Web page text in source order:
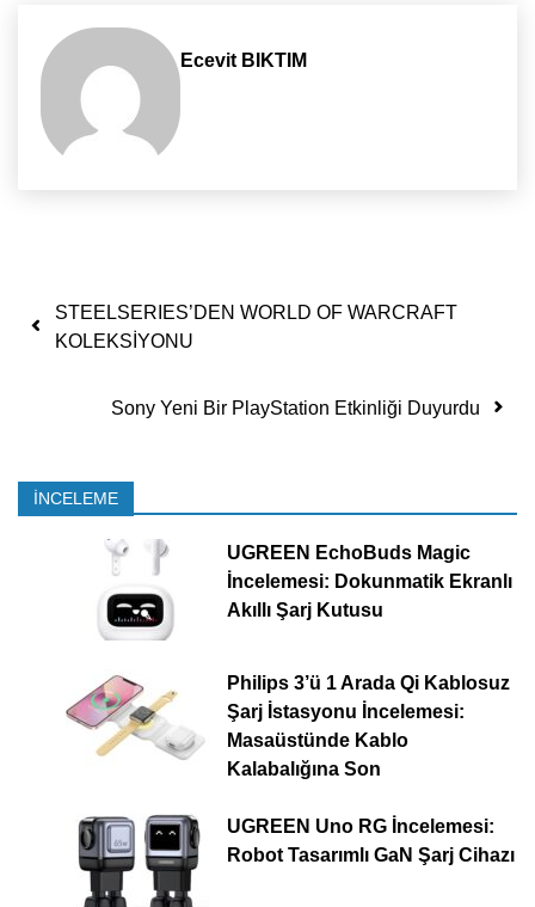
Ecevit BIKTIM
Yazı dolaşımı
STEELSERIES’DEN WORLD OF WARCRAFT
KOLEKSİYONU
Sony Yeni Bir PlayStation Etkinliği Duyurdu
İNCELEME
UGREEN EchoBuds Magic
İncelemesi: Dokunmatik Ekranlı
Akıllı Şarj Kutusu
Philips 3’ü 1 Arada Qi Kablosuz
Şarj İstasyonu İncelemesi:
Masaüstünde Kablo
Kalabalığına Son
UGREEN Uno RG İncelemesi:
Robot Tasarımlı GaN Şarj Cihazı